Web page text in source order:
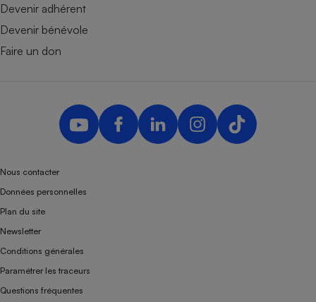
Devenir adhérent
Devenir bénévole
Faire un don
Nous contacter
Données personnelles
Plan du site
Newsletter
Conditions générales
Paramétrer les traceurs
Questions fréquentes